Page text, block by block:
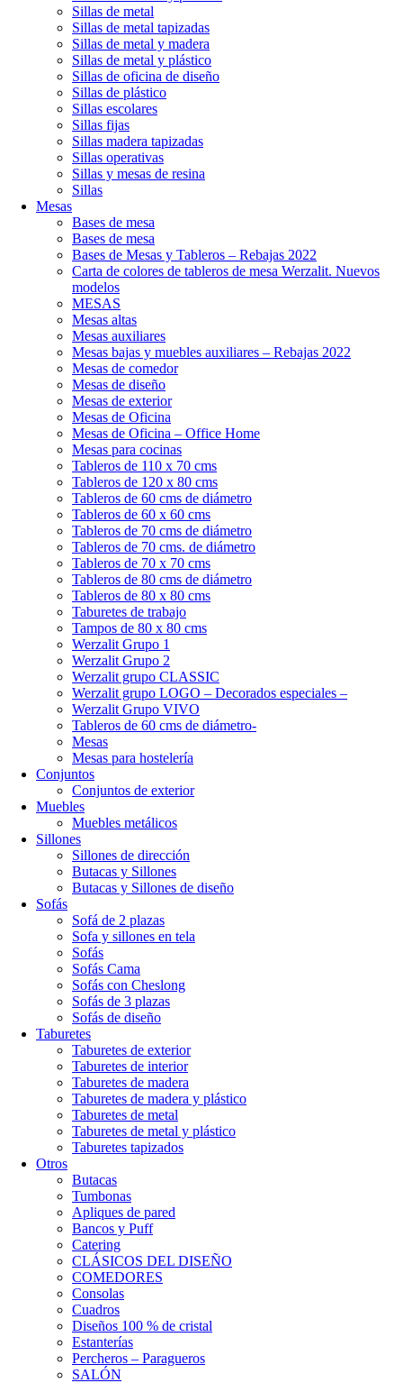
Sillas de metal
Sillas de metal tapizadas
Sillas de metal y madera
Sillas de metal y plástico
Sillas de oficina de diseño
Sillas de plástico
Sillas escolares
Sillas fijas
Sillas madera tapizadas
Sillas operativas
Sillas y mesas de resina
Sillas
Mesas
Bases de mesa
Bases de mesa
Bases de Mesas y Tableros – Rebajas 2022
Carta de colores de tableros de mesa Werzalit. Nuevos
modelos
MESAS
Mesas altas
Mesas auxiliares
Mesas bajas y muebles auxiliares – Rebajas 2022
Mesas de comedor
Mesas de diseño
Mesas de exterior
Mesas de Oficina
Mesas de Oficina – Office Home
Mesas para cocinas
Tableros de 110 x 70 cms
Tableros de 120 x 80 cms
Tableros de 60 cms de diámetro
Tableros de 60 x 60 cms
Tableros de 70 cms de diámetro
Tableros de 70 cms. de diámetro
Tableros de 70 x 70 cms
Tableros de 80 cms de diámetro
Tableros de 80 x 80 cms
Taburetes de trabajo
Tampos de 80 x 80 cms
Werzalit Grupo 1
Werzalit Grupo 2
Werzalit grupo CLASSIC
Werzalit grupo LOGO – Decorados especiales –
Werzalit Grupo VIVO
Tableros de 60 cms de diámetro-
Mesas
Mesas para hostelería
Conjuntos
Conjuntos de exterior
Muebles
Muebles metálicos
Sillones
Sillones de dirección
Butacas y Sillones
Butacas y Sillones de diseño
Sofás
Sofá de 2 plazas
Sofa y sillones en tela
Sofás
Sofás Cama
Sofás con Cheslong
Sofás de 3 plazas
Sofás de diseño
Taburetes
Taburetes de exterior
Taburetes de interior
Taburetes de madera
Taburetes de madera y plástico
Taburetes de metal
Taburetes de metal y plástico
Taburetes tapizados
Otros
Butacas
Tumbonas
Apliques de pared
Bancos y Puff
Catering
CLÁSICOS DEL DISEÑO
COMEDORES
Consolas
Cuadros
Diseños 100 % de cristal
Estanterías
Percheros – Paragueros
SALÓN